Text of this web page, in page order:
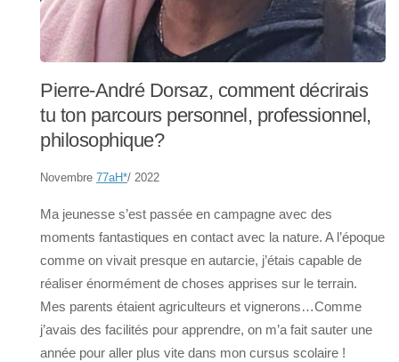
Pierre-André Dorsaz, comment décrirais
tu ton parcours personnel, professionnel,
philosophique?
Novembre 77aH*/ 2022
Ma jeunesse s’est passée en campagne avec des
moments fantastiques en contact avec la nature. A l’époque
comme on vivait presque en autarcie, j’étais capable de
réaliser énormément de choses apprises sur le terrain.
Mes parents étaient agriculteurs et vignerons…Comme
j’avais des facilités pour apprendre, on m’a fait sauter une
année pour aller plus vite dans mon cursus scolaire !